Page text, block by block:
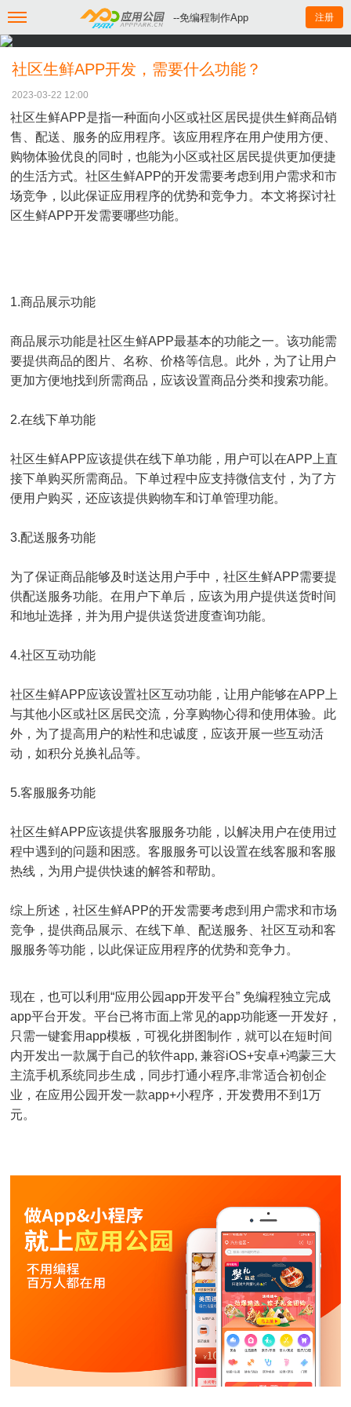
--免编程制作App 注册
社区生鲜APP开发，需要什么功能？
2023-03-22 12:00
社区生鲜APP是指一种面向小区或社区居民提供生鲜商品销
售、配送、服务的应用程序。该应用程序在用户使用方便、
购物体验优良的同时，也能为小区或社区居民提供更加便捷
的生活方式。社区生鲜APP的开发需要考虑到用户需求和市
场竞争，以此保证应用程序的优势和竞争力。本文将探讨社
区生鲜APP开发需要哪些功能。
1.商品展示功能
商品展示功能是社区生鲜APP最基本的功能之一。该功能需
要提供商品的图片、名称、价格等信息。此外，为了让用户
更加方便地找到所需商品，应该设置商品分类和搜索功能。
2.在线下单功能
社区生鲜APP应该提供在线下单功能，用户可以在APP上直
接下单购买所需商品。下单过程中应支持微信支付，为了方
便用户购买，还应该提供购物车和订单管理功能。
3.配送服务功能
为了保证商品能够及时送达用户手中，社区生鲜APP需要提
供配送服务功能。在用户下单后，应该为用户提供送货时间
和地址选择，并为用户提供送货进度查询功能。
4.社区互动功能
社区生鲜APP应该设置社区互动功能，让用户能够在APP上
与其他小区或社区居民交流，分享购物心得和使用体验。此
外，为了提高用户的粘性和忠诚度，应该开展一些互动活
动，如积分兑换礼品等。
5.客服服务功能
社区生鲜APP应该提供客服服务功能，以解决用户在使用过
程中遇到的问题和困惑。客服服务可以设置在线客服和客服
热线，为用户提供快速的解答和帮助。
综上所述，社区生鲜APP的开发需要考虑到用户需求和市场
竞争，提供商品展示、在线下单、配送服务、社区互动和客
服服务等功能，以此保证应用程序的优势和竞争力。
现在，也可以利用“应用公园app开发平台” 免编程独立完成
app平台开发。平台已将市面上常见的app功能逐一开发好，
只需一键套用app模板，可视化拼图制作，就可以在短时间
内开发出一款属于自己的软件app, 兼容iOS+安卓+鸿蒙三大
主流手机系统同步生成，同步打通小程序,非常适合初创企
业，在应用公园开发一款app+小程序，开发费用不到1万
元。